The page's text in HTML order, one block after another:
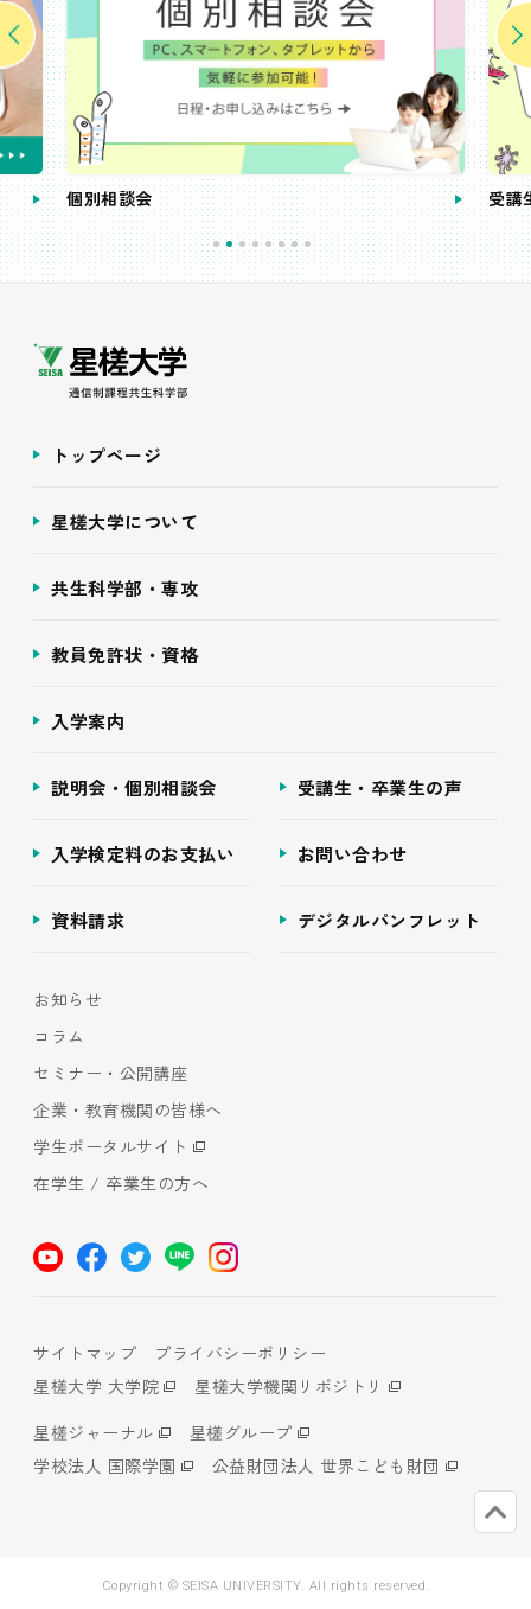
個別相談会 受講
トップページ
星槎大学について
共生科学部・専攻
教員免許状・資格
入学案内
説明会・個別相談会 受講生・卒業生の声
入学検定料のお支払い お問い合わせ
資料請求 デジタルパンフレット
お知らせ
コラム
セミナー・公開講座
企業・教育機関の皆様へ
学生ポータルサイト
在学生 / 卒業生の方へ
サイトマップ
プライバシーポリシー
星槎大学 大学院
星槎大学機関リポジトリ
星槎ジャーナル
星槎グループ
学校法人 国際学園
公益財団法人 世界こども財団
Copyright © SEISA UNIVERSITY. All rights reserved.